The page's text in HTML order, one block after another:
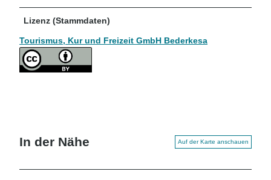
Lizenz (Stammdaten)
Tourismus, Kur und Freizeit GmbH Bederkesa
In der Nähe Auf der Karte anschauen